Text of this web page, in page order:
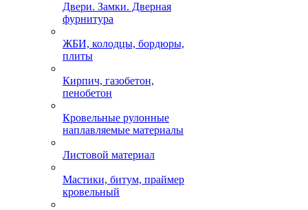
Двери. Замки. Дверная
фурнитура
ЖБИ, колодцы, бордюры,
плиты
Кирпич, газобетон,
пенобетон
Кровельные рулонные
наплавляемые материалы
Листовой материал
Мастики, битум, праймер
кровельный